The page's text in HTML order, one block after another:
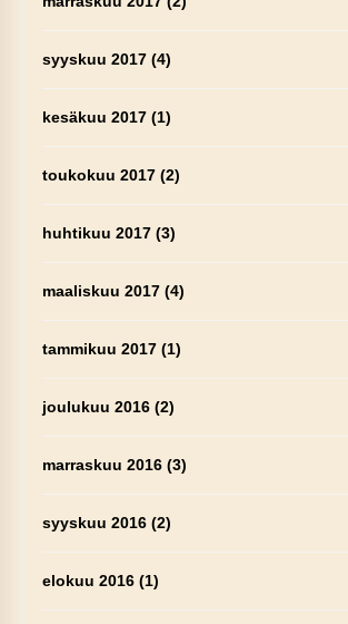
syyskuu 2017(4)
kesäkuu 2017(1)
toukokuu 2017(2)
huhtikuu 2017(3)
maaliskuu 2017(4)
tammikuu 2017(1)
joulukuu 2016(2)
marraskuu 2016(3)
syyskuu 2016(2)
elokuu 2016(1)